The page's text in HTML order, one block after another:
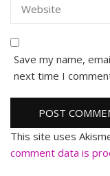
Save my name,
next time I
This site uses
comment data is